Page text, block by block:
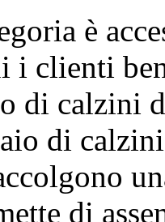
è
i clienti
di calzini
di
di